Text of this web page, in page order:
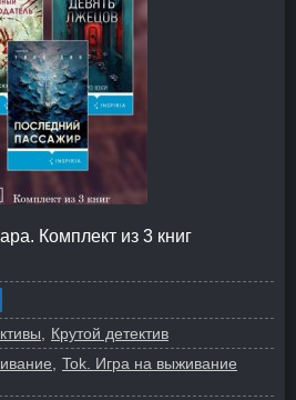
Комплект из 3 книг
Крутой детектив
Tok. Игра на выживание